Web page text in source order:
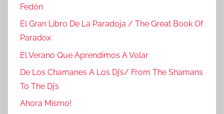
Fedón
El Gran Libro De La Paradoja / The Great Book Of
Paradox
El Verano Que Aprendimos A Volar
De Los Chamanes A Los Dj’s/ From The Shamans
To The Dj’s
Ahora Mismo!